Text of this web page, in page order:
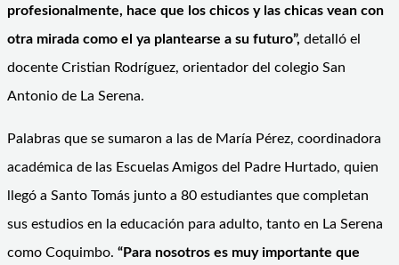
profesionalmente, hace que los chicos y las chicas vean con
otra mirada como el ya plantearse a su futuro”, detalló el
docente Cristian Rodríguez, orientador del colegio San
Antonio de La Serena.
Palabras que se sumaron a las de María Pérez, coordinadora
académica de las Escuelas Amigos del Padre Hurtado, quien
llegó a Santo Tomás junto a 80 estudiantes que completan
sus estudios en la educación para adulto, tanto en La Serena
como Coquimbo. “Para nosotros es muy importante que